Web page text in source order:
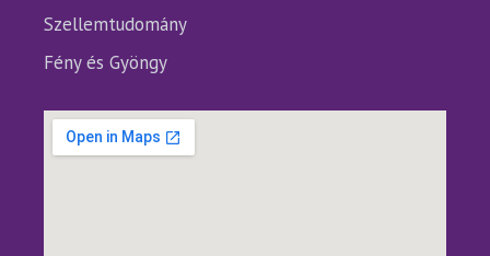
Szellemtudomány
Fény és Gyöngy